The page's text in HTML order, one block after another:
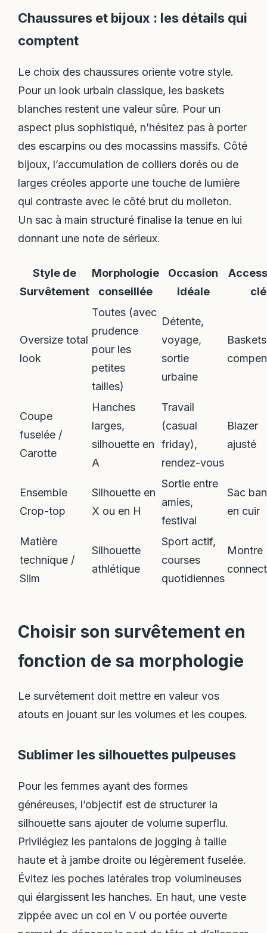
Chaussures et bijoux : les détails qui
comptent
Le choix des chaussures oriente votre style.
Pour un look urbain classique, les baskets
blanches restent une valeur sûre. Pour un
aspect plus sophistiqué, n’hésitez pas à porter
des escarpins ou des mocassins massifs. Côté
bijoux, l’accumulation de colliers dorés ou de
larges créoles apporte une touche de lumière
qui contraste avec le côté brut du molleton.
Un sac à main structuré finalise la tenue en lui
donnant une note de sérieux.
Style de
Survêtement
Morphologie
conseillée
Occasion
idéale
clé
Oversize total
look
Toutes (avec
prudence
pour les
petites
tailles)
Détente,
voyage,
sortie
urbaine
Baskets
Coupe
fuselée /
Carotte
Hanches
larges,
silhouette en
A
Travail
(casual
friday),
rendez-vous
Blazer
ajusté
Ensemble
Crop-top
Silhouette en
X ou en H
Sortie entre
amies,
festival
Sac
en cuir
Matière
technique /
Slim
Silhouette
athlétique
Sport actif,
courses
quotidiennes
Montre
Choisir son survêtement en
fonction de sa morphologie
Le survêtement doit mettre en valeur vos
atouts en jouant sur les volumes et les coupes.
Sublimer les silhouettes pulpeuses
Pour les femmes ayant des formes
généreuses, l’objectif est de structurer la
silhouette sans ajouter de volume superflu.
Privilégiez les pantalons de jogging à taille
haute et à jambe droite ou légèrement fuselée.
Évitez les poches latérales trop volumineuses
qui élargissent les hanches. En haut, une veste
zippée avec un col en V ou portée ouverte